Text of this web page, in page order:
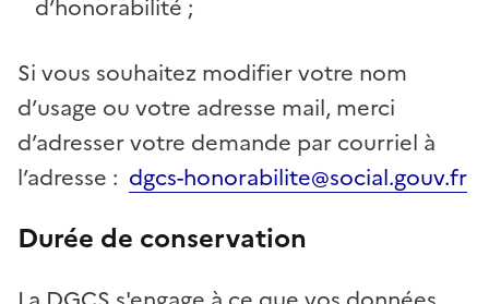
d’honorabilité ;
Si vous souhaitez modifier votre nom
d’usage ou votre adresse mail, merci
d’adresser votre demande par courriel à
l’adresse : dgcs-honorabilite@social.gouv.fr
Durée de conservation